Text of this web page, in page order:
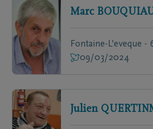
Marc
Fontaine-L'eveque -
09/03/2024
Julien